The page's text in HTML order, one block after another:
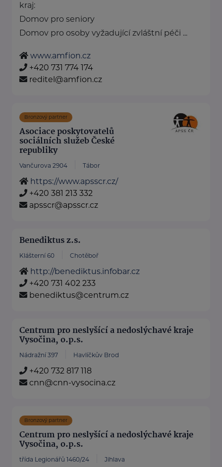
kraj:
Domov pro seniory
Domov pro osoby vyžadující zvláštní péči ...
www.amfion.cz
+420 731 774 174
reditel@amfion.cz
Bronzový partner
Asociace poskytovatelů
sociálních služeb České
republiky
Vančurova 2904 Tábor
https://www.apsscr.cz/
+420 381 213 332
apsscr@apsscr.cz
Benediktus z.s.
Klášterní 60 Chotěboř
http://benediktus.infobar.cz
+420 731 402 233
benediktus@centrum.cz
Centrum pro neslyšící a nedoslýchavé kraje
Vysočina, o.p.s.
Nádražní 397 Havlíčkův Brod
+420 732 817 118
cnn@cnn-vysocina.cz
Bronzový partner
Centrum pro neslyšící a nedoslýchavé kraje
Vysočina, o.p.s.
třída Legionářů 1460/24 Jihlava